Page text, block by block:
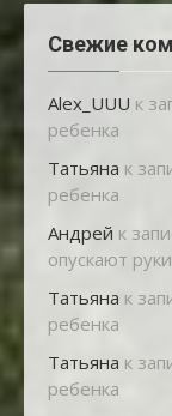
Свежие
Alex_UUU к
ребенка
Татьяна к
ребенка
Андрей к
опускают
Татьяна к
ребенка
Татьяна к
ребенка